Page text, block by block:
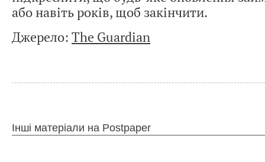
або навіть років, щоб закінчити.
Джерело: The Guardian
Інші матеріали на Postpaper